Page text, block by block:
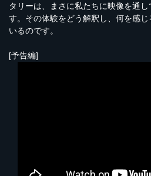
タリーは、まさに私たちに映像を通
す。その体験をどう解釈し、何を感
いるのです。
[予告編]